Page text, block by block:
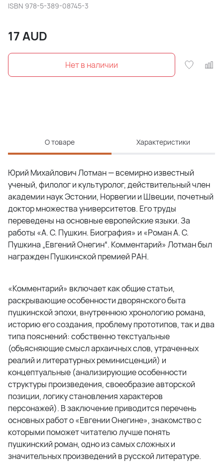
ISBN 978-5-389-08745-3
17AUD
О товаре Характеристики
Юрий Михайлович Лотман — всемирно известный
ученый, филолог и культуролог, действительный член
академии наук Эстонии, Норвегии и Швеции, почетный
доктор множества университетов. Его труды
переведены на основные европейские языки. За
работы «А. С. Пушкин. Биография» и «Роман А. С.
Пушкина „Евгений Онегин“. Комментарий» Лотман был
награжден Пушкинской премией РАН.
«Комментарий» включает как общие статьи,
раскрывающие особенности дворянского быта
пушкинской эпохи, внутреннюю хронологию романа,
историю его создания, проблему прототипов, так и два
типа пояснений: собственно текстуальные
(объясняющие смысл архаичных слов, утраченных
реалий и литературных реминисценций) и
концептуальные (анализирующие особенности
структуры произведения, своеобразие авторской
позиции, логику становления характеров
персонажей). В заключение приводится перечень
основных работ о «Евгении Онегине», знакомство с
которыми поможет читателю лучше понять
пушкинский роман, одно из самых сложных и
значительных произведений в русской литературе.